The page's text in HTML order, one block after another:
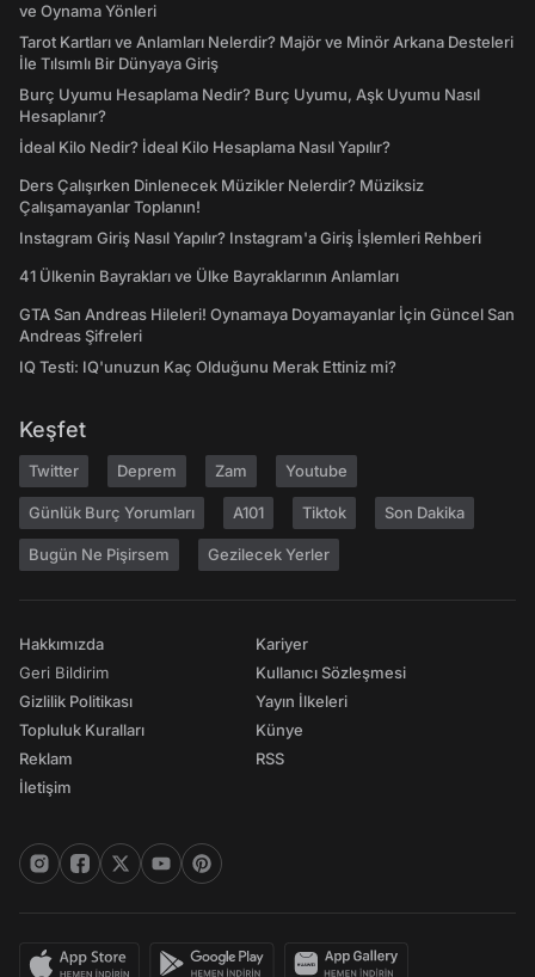
ve Oynama Yönleri
Tarot Kartları ve Anlamları Nelerdir? Majör ve Minör Arkana Desteleri
İle Tılsımlı Bir Dünyaya Giriş
Burç Uyumu Hesaplama Nedir? Burç Uyumu, Aşk Uyumu Nasıl
Hesaplanır?
İdeal Kilo Nedir? İdeal Kilo Hesaplama Nasıl Yapılır?
Ders Çalışırken Dinlenecek Müzikler Nelerdir? Müziksiz
Çalışamayanlar Toplanın!
Instagram Giriş Nasıl Yapılır? Instagram'a Giriş İşlemleri Rehberi
41 Ülkenin Bayrakları ve Ülke Bayraklarının Anlamları
GTA San Andreas Hileleri! Oynamaya Doyamayanlar İçin Güncel San
Andreas Şifreleri
IQ Testi: IQ'unuzun Kaç Olduğunu Merak Ettiniz mi?
Keşfet
Twitter Deprem Zam Youtube
Günlük Burç Yorumları A101 Tiktok Son Dakika
Bugün Ne Pişirsem Gezilecek Yerler
Hakkımızda
Geri Bildirim
Gizlilik Politikası
Topluluk Kuralları
Reklam
İletişim
Kariyer
Kullanıcı Sözleşmesi
Yayın İlkeleri
Künye
RSS